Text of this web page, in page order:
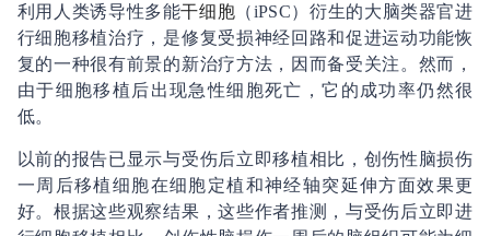
利用人类诱导性多能干细胞 （iPSC）衍生的大脑类器官进
行细胞移植治疗，是修复受损神经回路和促进运动功能恢
复的一种很有前景的新治疗方法，因而备受关注。然而，
由于细胞移植后出现急性细胞死亡，它的成功率仍然很
低。
以前的报告已显示与受伤后立即移植相比，创伤性脑损伤
一周后移植细胞在细胞定植和神经轴突延伸方面效果更
好。根据这些观察结果，这些作者推测，与受伤后立即进